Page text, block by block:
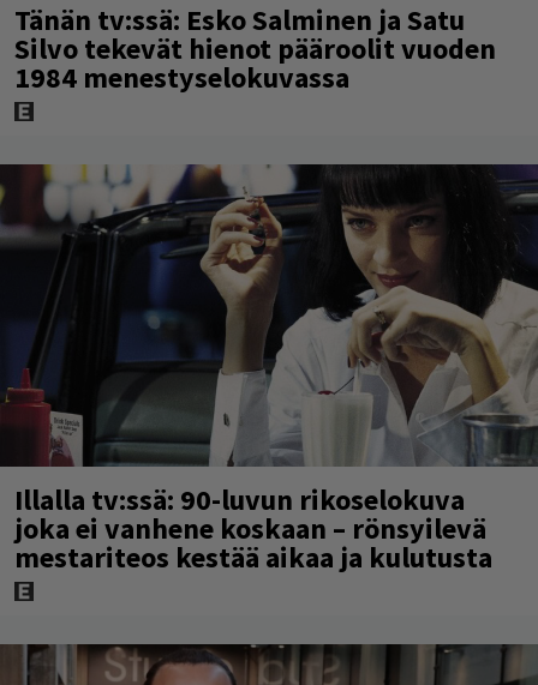
Tänän tv:ssä: Esko Salminen ja Satu
Silvo tekevät hienot pääroolit vuoden
1984 menestyselokuvassa
Illalla tv:ssä: 90-luvun rikoselokuva
joka ei vanhene koskaan – rönsyilevä
mestariteos kestää aikaa ja kulutusta